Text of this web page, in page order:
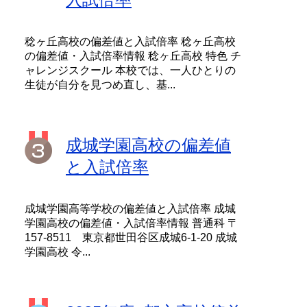
稔ヶ丘高校の偏差値と入試倍率 稔ヶ丘高校
の偏差値・入試倍率情報 稔ヶ丘高校 特色 チ
ャレンジスクール 本校では、一人ひとりの
生徒が自分を見つめ直し、基...
成城学園高校の偏差値
と入試倍率
成城学園高等学校の偏差値と入試倍率 成城
学園高校の偏差値・入試倍率情報 普通科 〒
157-8511 東京都世田谷区成城6-1-20 成城
学園高校 令...